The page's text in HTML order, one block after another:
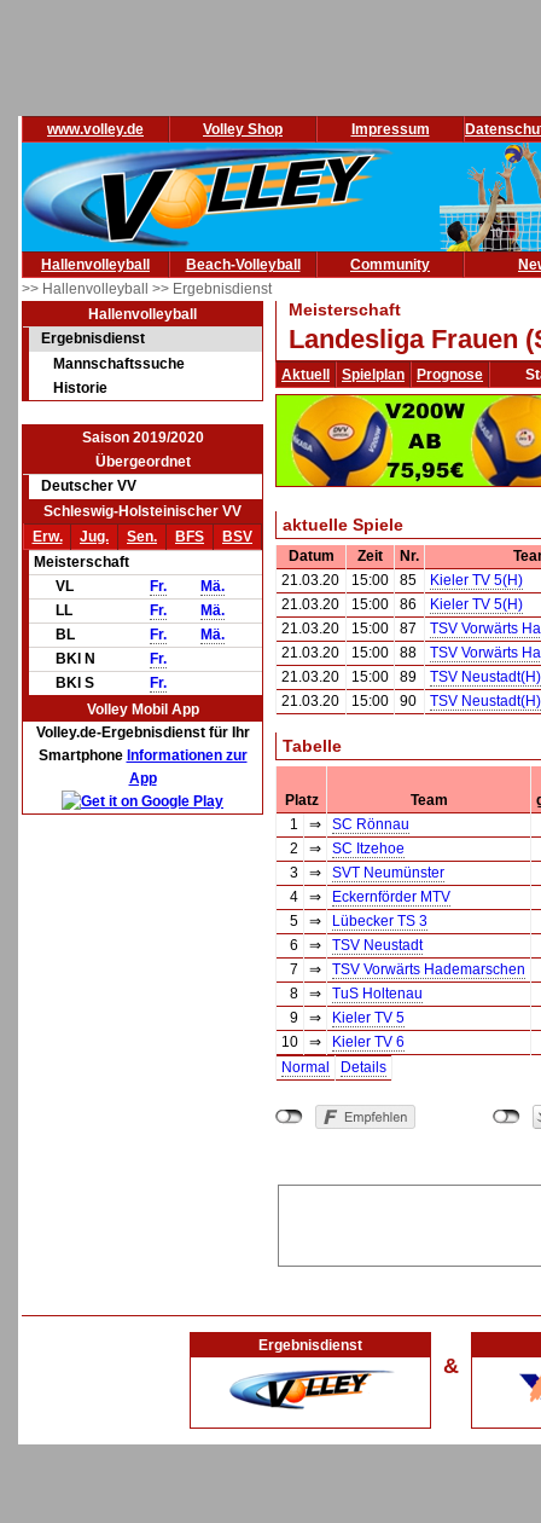
www.volley.de Volley Shop Impressum
Hallenvolleyball Beach-Volleyball Community
>> Hallenvolleyball >> Ergebnisdienst
Hallenvolleyball
Ergebnisdienst
Mannschaftssuche
Historie
Saison 2019/2020
Übergeordnet
Deutscher VV
Schleswig-Holsteinischer VV
Erw.
Jug. Sen. BFS
BSV
Meisterschaft
VL
Fr.
Mä.
LL
Fr.
Mä.
BL
Fr.
Mä.
BKl N
Fr.
BKl S
Fr.
Volley Mobil App
Volley.de-Ergebnisdienst für Ihr
Smartphone Informationen zur
App
Meisterschaft
Landesliga Frauen
Aktuell Spielplan Prognose
aktuelle Spiele
Datum Zeit Nr.
21.03.20
15:00 85
Kieler TV 5(H)
21.03.20
15:00 86
Kieler TV 5(H)
21.03.20
15:00 87
TSV Vorwärts
21.03.20
15:00 88
TSV Vorwärts
21.03.20
15:00 89
TSV Neustadt(H)
21.03.20
15:00 90 TSV Neustadt(H)
Tabelle
Platz Team
1
⇒
SC Rönnau
2
⇒
SC Itzehoe
3
⇒
SVT Neumünster
4
⇒
Eckernförder MTV
5
⇒
Lübecker TS 3
6
⇒
TSV Neustadt
7
⇒
TSV Vorwärts Hademarschen
8
⇒
TuS Holtenau
9
⇒
Kieler TV 5
10
⇒
Kieler TV 6
Normal
Details
Ergebnisdienst
&